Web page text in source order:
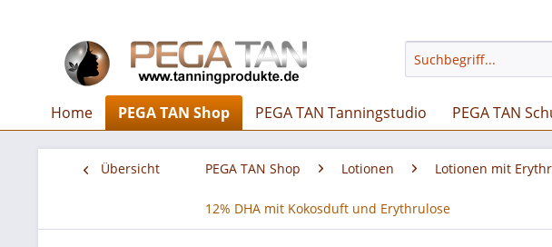
Home PEGA TAN Shop PEGA TAN Tanningstudio PEGA TAN
Übersicht PEGA TAN Shop Lotionen Lotionen mit
12% DHA mit Kokosduft und Erythrulose